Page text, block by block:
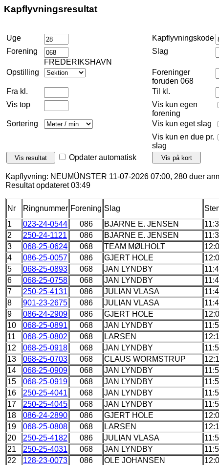
Kapflyvningsresultat
Uge
Kapflyvningskode
Forening
FREDERIKSHAVN
Slag
Opstilling
Foreninger
foruden 068
Fra kl.
Til kl.
Vis top
Vis kun egen
forening
Sortering
Vis kun eget slag
Vis kun en due pr.
slag
Opdater automatisk
Kapflyvning: NEUMÜNSTER 11-07-2026 07:00, 280 duer
Resultat opdateret 03:49
Nr Ringnummer Forening Slag
1
023-24-0544 086 BJARNE E. JENSEN
2
250-24-1121 086 BJARNE E. JENSEN
3
068-25-0624 068 TEAM MØLHOLT
4
086-25-0057 086 GJERT HOLE
5
068-25-0893 068 JAN LYNDBY
6
068-25-0758 068 JAN LYNDBY
7
250-25-4131 086 JULIAN VLASA
8
901-23-2675 086 JULIAN VLASA
9
086-24-2909 086 GJERT HOLE
10
068-25-0891 068 JAN LYNDBY
11
068-25-0802 068 LARSEN
12
068-25-0918 068 JAN LYNDBY
13
068-25-0703 068 CLAUS WORMSTRUP
14
068-25-0909 068 JAN LYNDBY
15
068-25-0919 068 JAN LYNDBY
16
250-25-4041 068 JAN LYNDBY
17
250-25-4045 068 JAN LYNDBY
18
086-24-2890 086 GJERT HOLE
19
068-25-0808 068 LARSEN
20
250-25-4182 086 JULIAN VLASA
21
250-25-4031 068 JAN LYNDBY
22
128-23-0073 086 OLE JOHANSEN